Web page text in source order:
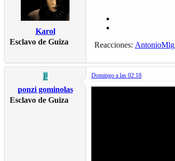
Karol
Esclavo de Guiza
Reacciones: AntonioMlg
P
ponzi gominolas
Esclavo de Guiza
Domingo a las 02:18